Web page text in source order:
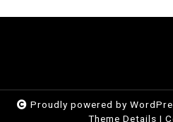
Proudly powered by
Theme Details |